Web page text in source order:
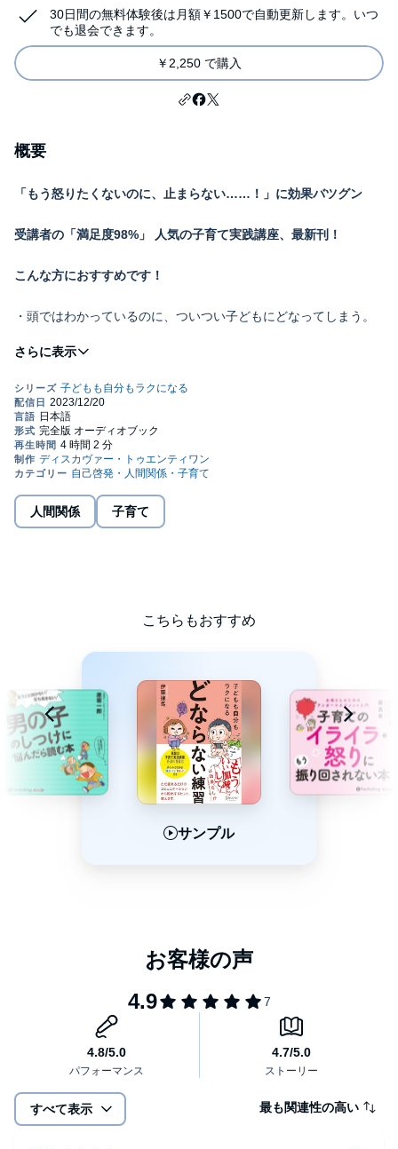
30日間の無料体験後は月額￥1500で自動更新します。いつ
でも退会できます。
￥2,250 で購入
概要
「もう怒りたくないのに、止まらない……！」に効果バツグン
受講者の「満足度98%」 人気の子育て実践講座、最新刊！
こんな方におすすめです！
・頭ではわかっているのに、ついつい子どもにどなってしまう。
・しかも、子どもにはまったく伝わっていなくて、しんどさだけ
・「ついどなる→後悔→またどなる→後悔」の
無限ループにはまってしまっている。
・私だけが子どもに怒りすぎているんじゃないか……と感じて、
・どならずに叱る、諭せる方法（しかも、効果があって、楽チン
く」を紙面でそのまま再現するものです。
ちはっさくとは、
「代わりの行動を教える」「一緒にやってみ
る」「気持ちに理解を示す」「ほめる」といった、基本的な子ど
もへの対応方法を楽しく練習して身につける子育て講座。十数か
所の自治体や民間団体で実施されています。
者さんが自分らしく基本的な対応方法を使えるようにたくさんの
となりそうな状況からの逆転！」。
特に、こんな状況で効果のある
「待つ」「落ち着く」「聞く・考
を集中的に練習します。
数ある子どもへの基本的な対応方法を実践しつつ、
たところで、どうにか親側の対応を切り替える」といったことを
楽しく練習して身につけてしまおうという欲張りパッケージにな
人間関係 子育て
こちらもおすすめ
サンプル
すべて表示 最も関連性の高い